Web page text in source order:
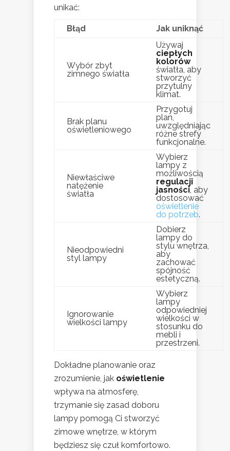
unikać:
Błąd Jak uniknąć
Wybór zbyt
zimnego światła
Używaj
ciepłych
kolorów
światła, aby
stworzyć
przytulny
klimat.
Brak planu
oświetleniowego
Przygotuj
plan,
uwzględniając
różne strefy
funkcjonalne.
Niewłaściwe
natężenie
światła
Wybierz
lampy z
możliwością
regulacji
jasności, aby
dostosować
oświetlenie
do potrzeb.
Nieodpowiedni
styl lampy
Dobierz
lampy do
stylu wnętrza,
aby
zachować
spójność
estetyczną.
Ignorowanie
wielkości lampy
Wybierz
lampy
odpowiedniej
wielkości w
stosunku do
mebli i
przestrzeni.
Dokładne planowanie oraz
zrozumienie, jak oświetlenie
wpływa na atmosferę,
trzymanie się zasad doboru
lampy pomogą Ci stworzyć
zimowe wnętrze, w którym
będziesz się czuł komfortowo.